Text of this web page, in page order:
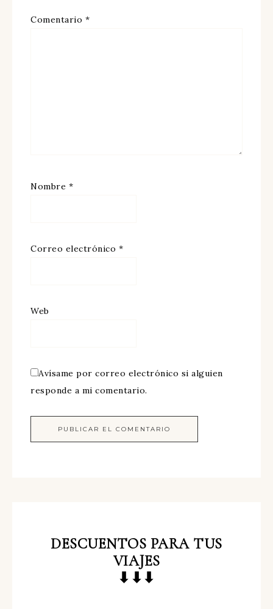
Comentario *
Nombre *
Correo electrónico *
Web
Avísame por correo electrónico si alguien
responde a mi comentario.
DESCUENTOS PARA TUS
VIAJES
⬇⬇⬇